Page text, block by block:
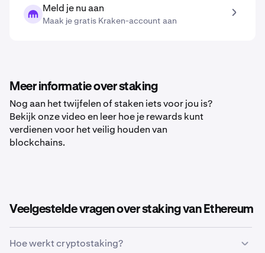
Meld je nu aan
Maak je gratis Kraken-account aan
Meer informatie over staking
Nog aan het twijfelen of staken iets voor jou is?
Bekijk onze video en leer hoe je rewards kunt
verdienen voor het veilig houden van
blockchains.
Veelgestelde vragen over staking van Ethereum
Hoe werkt cryptostaking?